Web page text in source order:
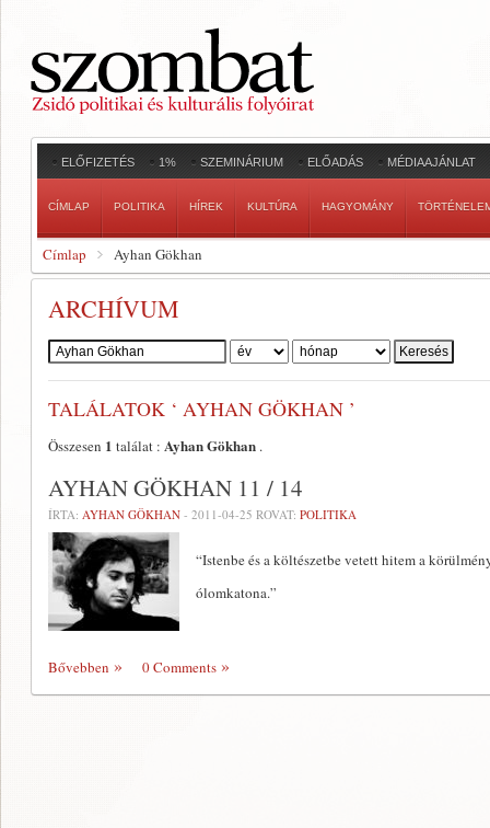
ELŐFIZETÉS 1% SZEMINÁRIUM ELŐADÁS MÉDIAAJÁNLAT
CÍMLAP POLITIKA HÍREK KULTÚRA HAGYOMÁNY
Címlap Ayhan Gökhan
ARCHÍVUM
Szerző:
TALÁLATOK ‘ AYHAN GÖKHAN ’
Összesen 1 találat : Ayhan Gökhan .
AYHAN GÖKHAN 11 / 14
ÍRTA: AYHAN GÖKHAN - 2011-04-25 ROVAT: POLITIKA
“Istenbe és a költészetbe vetett hitem a
ólomkatona.”
Bővebben 0 Comments